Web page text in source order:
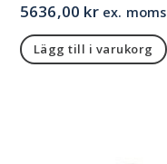
5636,00 kr ex. moms
Lägg till i varukorg